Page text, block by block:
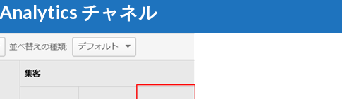
チャネル